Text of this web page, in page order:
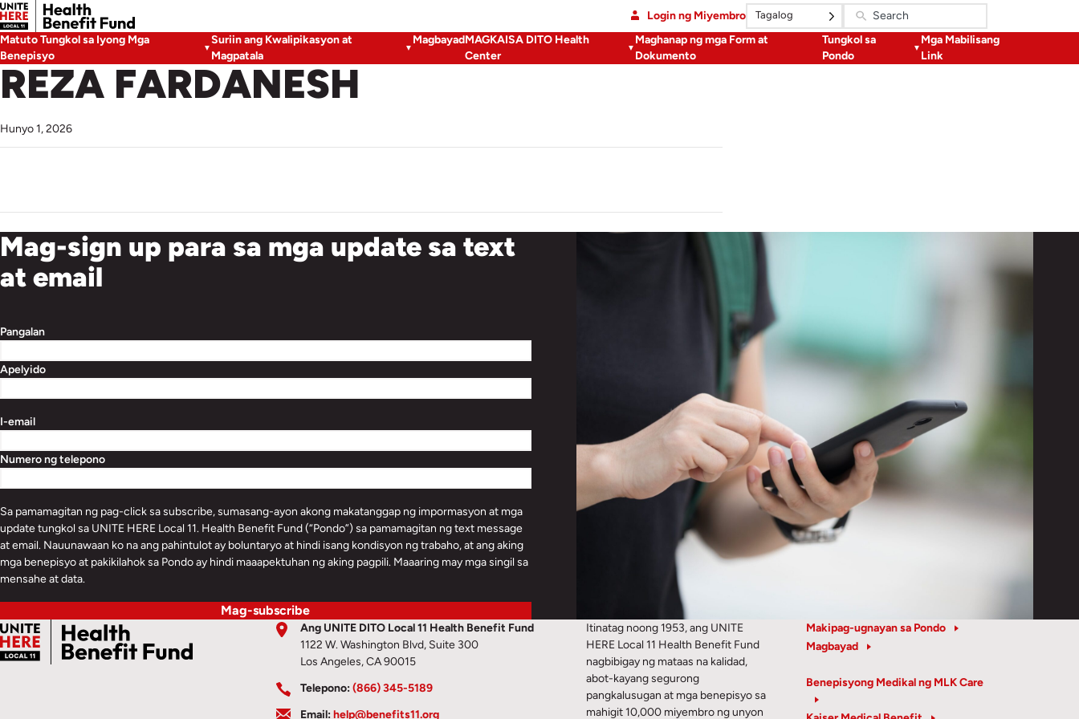
Login ng Miyembro Tagalog
Matuto Tungkol sa Iyong Mga
Benepisyo
Suriin ang Kwalipikasyon at
Magpatala
MagbayadMAGKAISA DITO Health
Center
Maghanap ng mga Form at
Dokumento
Tungkol sa
Pondo
Mga Mabilisang
Link
REZA FARDANESH
Hunyo 1, 2026
Mag-sign up para sa mga update sa text
at email
Pangalan
Apelyido
I-email
Numero ng telepono
Sa pamamagitan ng pag-click sa subscribe, sumasang-ayon akong makatanggap ng impormasyon at mga
update tungkol sa UNITE HERE Local 11. Health Benefit Fund (“Pondo”) sa pamamagitan ng text message
at email. Nauunawaan ko na ang pahintulot ay boluntaryo at hindi isang kondisyon ng trabaho, at ang aking
mga benepisyo at pakikilahok sa Pondo ay hindi maaapektuhan ng aking pagpili. Maaaring may mga singil sa
mensahe at data.
Mag-subscribe
Ang UNITE DITO Local 11 Health Benefit Fund
1122 W. Washington Blvd, Suite 300
Los Angeles, CA 90015
Telepono: (866) 345-5189
Email: help@benefits11.org
Itinatag noong 1953, ang UNITE
HERE Local 11 Health Benefit Fund
nagbibigay ng mataas na kalidad,
abot-kayang segurong
pangkalusugan at mga benepisyo sa
mahigit 10,000 miyembro ng unyon
Makipag-ugnayan sa Pondo
Magbayad
Benepisyong Medikal ng MLK Care